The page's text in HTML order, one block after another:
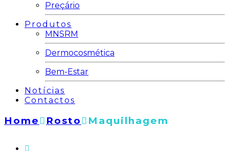
Preçário
Produtos
MNSRM
Dermocosmética
Bem-Estar
Notícias
Contactos
Home Rosto Maquilhagem